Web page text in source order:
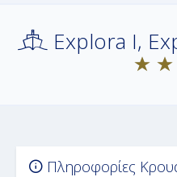
Explora I,
Πληροφορίες